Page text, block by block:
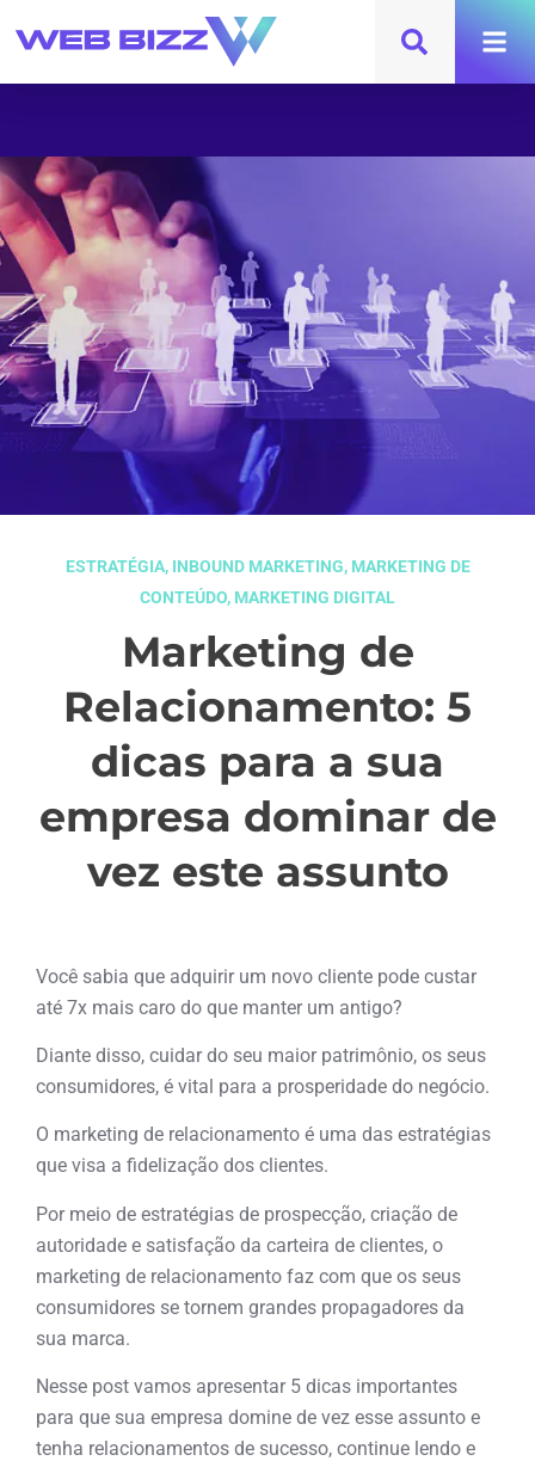
ESTRATÉGIA, INBOUND MARKETING, MARKETING DE
CONTEÚDO, MARKETING DIGITAL
Marketing de
Relacionamento: 5
dicas para a sua
empresa dominar de
vez este assunto
Você sabia que adquirir um novo cliente pode custar
até 7x mais caro do que manter um antigo?
Diante disso, cuidar do seu maior patrimônio, os seus
consumidores, é vital para a prosperidade do negócio.
O marketing de relacionamento é uma das estratégias
que visa a fidelização dos clientes.
Por meio de estratégias de prospecção, criação de
autoridade e satisfação da carteira de clientes, o
marketing de relacionamento faz com que os seus
consumidores se tornem grandes propagadores da
sua marca.
Nesse post vamos apresentar 5 dicas importantes
para que sua empresa domine de vez esse assunto e
tenha relacionamentos de sucesso, continue lendo e